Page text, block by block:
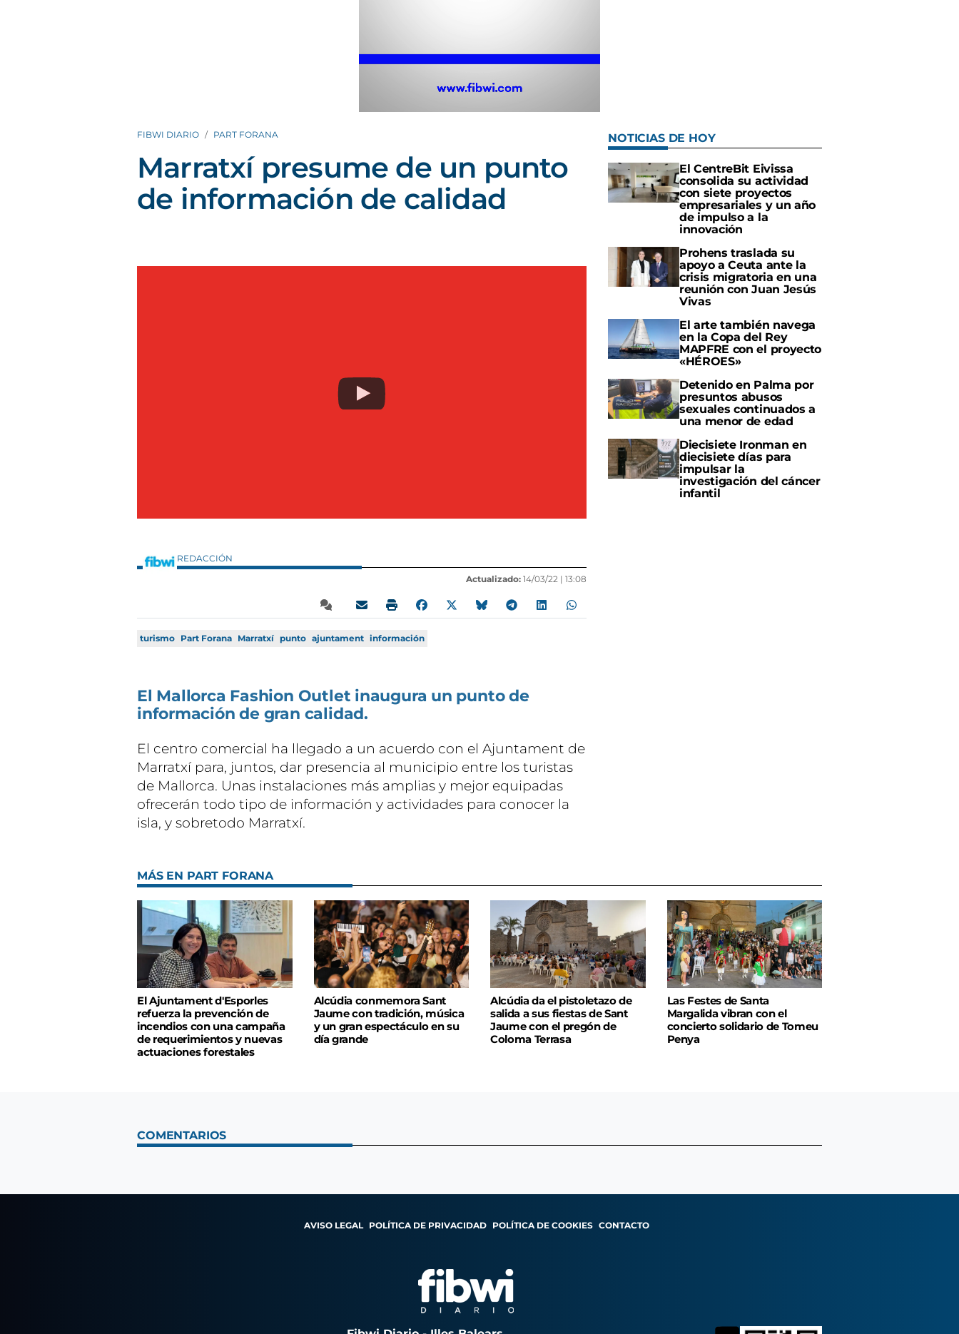
FIBWI DIARIO PART FORANA
Marratxí presume de un punto
de información de calidad
REDACCIÓN
Actualizado: 14/03/22 | 13:08
turismo Part Forana Marratxí punto ajuntament información
El Mallorca Fashion Outlet inaugura un punto de
información de gran calidad.
El centro comercial ha llegado a un acuerdo con el Ajuntament de
Marratxí para, juntos, dar presencia al municipio entre los turistas
de Mallorca. Unas instalaciones más amplias y mejor equipadas
ofrecerán todo tipo de información y actividades para conocer la
isla, y sobretodo Marratxí.
NOTICIAS DE HOY
El CentreBit Eivissa
consolida su actividad
con siete proyectos
empresariales y un año
de impulso a la
innovación
Prohens traslada su
apoyo a Ceuta ante la
crisis migratoria en una
reunión con Juan Jesús
Vivas
El arte también navega
en la Copa del Rey
MAPFRE con el proyecto
«HÉROES»
Detenido en Palma por
presuntos abusos
sexuales continuados a
una menor de edad
Diecisiete Ironman en
diecisiete días para
impulsar la
investigación del cáncer
infantil
MÁS EN PART FORANA
El Ajuntament d'Esporles
refuerza la prevención de
incendios con una campaña
de requerimientos y nuevas
actuaciones forestales
Alcúdia conmemora Sant
Jaume con tradición, música
y un gran espectáculo en su
día grande
Alcúdia da el pistoletazo de
salida a sus fiestas de Sant
Jaume con el pregón de
Coloma Terrasa
Las Festes de Santa
Margalida vibran con el
concierto solidario de Tomeu
Penya
COMENTARIOS
AVISO LEGAL POLÍTICA DE PRIVACIDAD POLÍTICA DE COOKIES CONTACTO